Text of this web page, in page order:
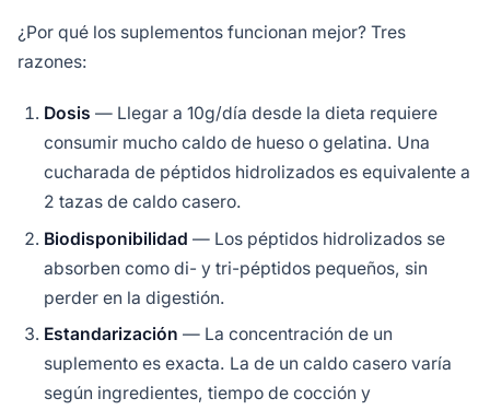
¿Por qué los suplementos funcionan mejor? Tres
razones:
Dosis — Llegar a 10g/día desde la dieta requiere
consumir mucho caldo de hueso o gelatina. Una
cucharada de péptidos hidrolizados es equivalente a
2 tazas de caldo casero.
Biodisponibilidad — Los péptidos hidrolizados se
absorben como di- y tri-péptidos pequeños, sin
perder en la digestión.
Estandarización — La concentración de un
suplemento es exacta. La de un caldo casero varía
según ingredientes, tiempo de cocción y